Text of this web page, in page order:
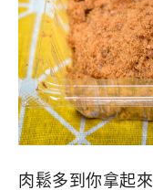
肉鬆多到你拿起